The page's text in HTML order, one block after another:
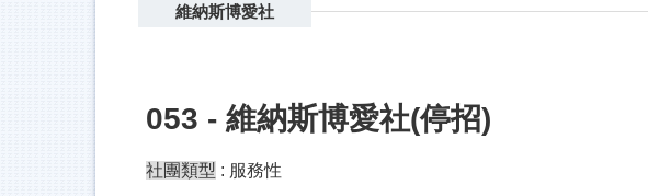
維納斯博愛社
053 - 維納斯博愛社(停招)
社團類型 : 服務性